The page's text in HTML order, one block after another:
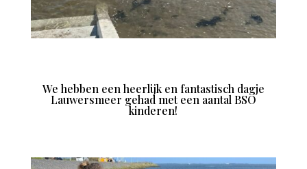
We hebben een heerlijk en fantastisch dagje
Lauwersmeer gehad met een aantal BSO
kinderen!